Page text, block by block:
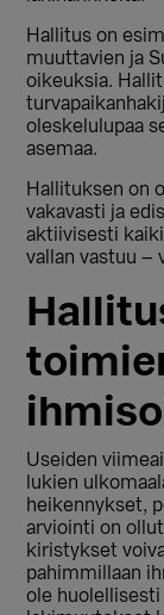
Hallitus on
muuttavien ja
oikeuksia.
oleskelulupaa
asemaa.
Hallituksen on
vakavasti ja
aktiivisesti
vallan vastuu –
Useiden
lukien
heikennykset,
arviointi on
kiristykset
pahimmillaan
ole huolellisesti